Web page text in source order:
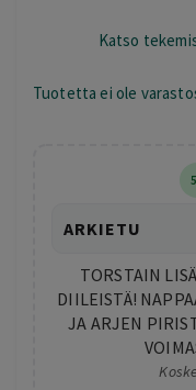
Katso
Tuotetta ei ole
ARKIETU
TORSTAIN
DIILEISTÄ!
JA ARJEN